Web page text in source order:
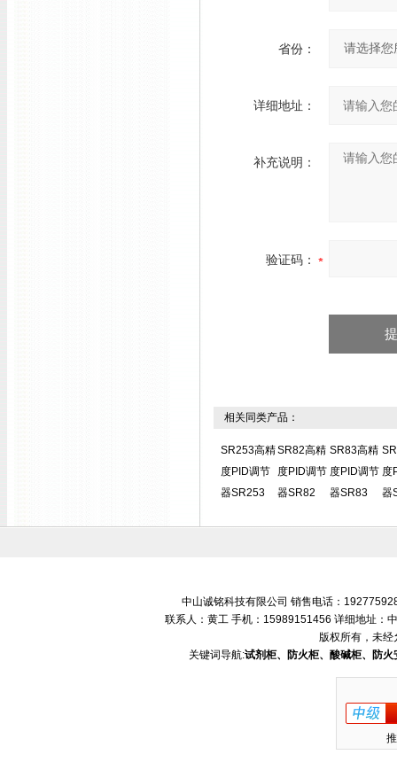
省份：
详细地址：
补充说明：
验证码：
相关同类产品：
SR253高精
度PID调节
器SR253
SR82高精
度PID调节
器SR82
SR83高精
度PID调节
器SR83
度
器
中山诚铭科技有限公司 销售电话：
联系人：黄工 手机：15989151456 详细地址：
版权所有，未经
关键词导航:试剂柜、防火柜、酸碱柜、防